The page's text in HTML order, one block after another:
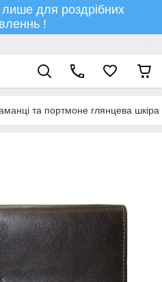
для роздрібних
!
та портмоне глянцева шкіра